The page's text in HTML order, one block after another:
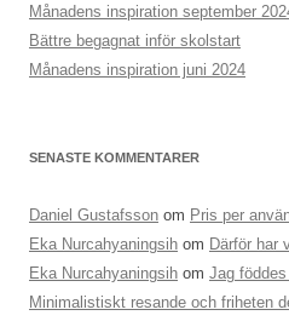
Månadens inspiration september
Bättre begagnat inför skolstart
Månadens inspiration juni 2024
SENASTE KOMMENTARER
Daniel Gustafsson om Pris per
Eka Nurcahyaningsih om Därför har
Eka Nurcahyaningsih om Jag
Minimalistiskt resande och friheten